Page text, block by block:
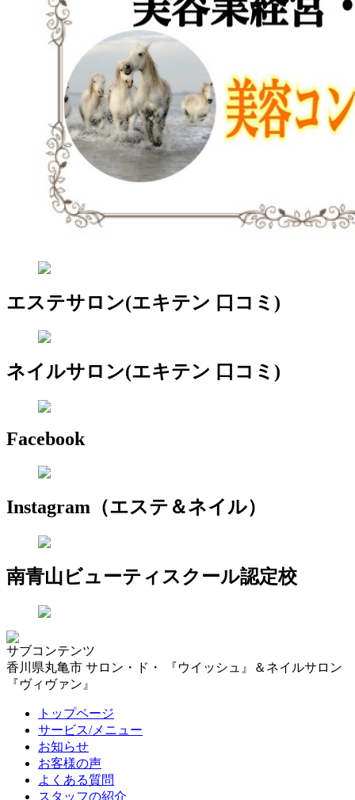
エステサロン(エキテン 口コミ)
ネイルサロン(エキテン 口コミ)
Facebook
Instagram（エステ＆ネイル）
南青山ビューティスクール認定校
サブコンテンツ
香川県丸亀市 サロン・ド・ 『ウイッシュ』＆ネイルサロン
『ヴィヴァン』
トップページ
サービス/メニュー
お知らせ
お客様の声
よくある質問
スタッフの紹介